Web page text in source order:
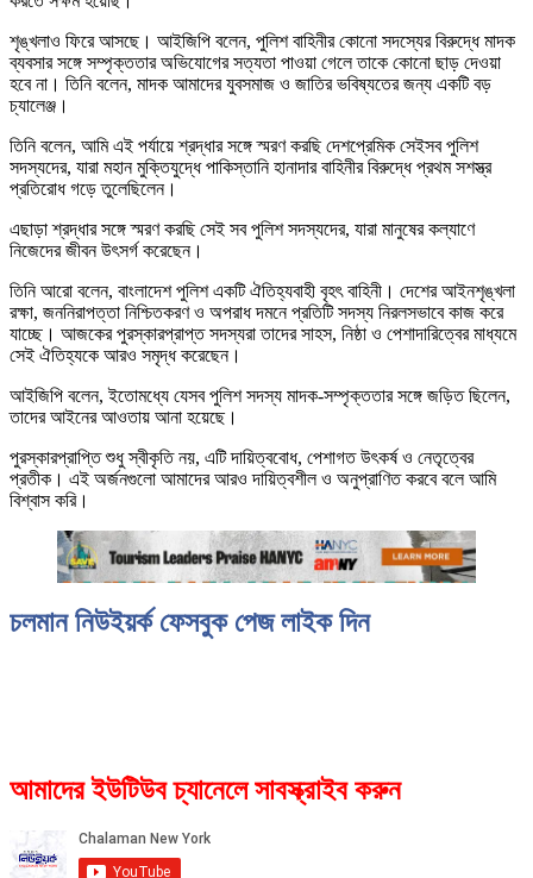
শৃঙ্খলাও ফিরে আসছে। আইজিপি বলেন, পুলিশ বাহিনীর কোনো সদস্যের বিরুদ্ধে মাদক
ব্যবসার সঙ্গে সম্পৃক্ততার অভিযোগের সত্যতা পাওয়া গেলে তাকে কোনো ছাড় দেওয়া
হবে না। তিনি বলেন, মাদক আমাদের যুবসমাজ ও জাতির ভবিষ্যতের জন্য একটি বড়
চ্যালেঞ্জ।
তিনি বলেন, আমি এই পর্যায়ে শ্রদ্ধার সঙ্গে স্মরণ করছি দেশপ্রেমিক সেইসব পুলিশ
সদস্যদের, যারা মহান মুক্তিযুদ্ধে পাকিস্তানি হানাদার বাহিনীর বিরুদ্ধে প্রথম সশস্ত্র
প্রতিরোধ গড়ে তুলেছিলেন।
এছাড়া শ্রদ্ধার সঙ্গে স্মরণ করছি সেই সব পুলিশ সদস্যদের, যারা মানুষের কল্যাণে
নিজেদের জীবন উৎসর্গ করেছেন।
তিনি আরো বলেন, বাংলাদেশ পুলিশ একটি ঐতিহ্যবাহী বৃহৎ বাহিনী। দেশের আইনশৃঙ্খলা
রক্ষা, জননিরাপত্তা নিশ্চিতকরণ ও অপরাধ দমনে প্রতিটি সদস্য নিরলসভাবে কাজ করে
যাচ্ছে। আজকের পুরস্কারপ্রাপ্ত সদস্যরা তাদের সাহস, নিষ্ঠা ও পেশাদারিত্বের মাধ্যমে
সেই ঐতিহ্যকে আরও সমৃদ্ধ করেছেন।
আইজিপি বলেন, ইতোমধ্যে যেসব পুলিশ সদস্য মাদক-সম্পৃক্ততার সঙ্গে জড়িত ছিলেন,
তাদের আইনের আওতায় আনা হয়েছে।
পুরস্কারপ্রাপ্তি শুধু স্বীকৃতি নয়, এটি দায়িত্ববোধ, পেশাগত উৎকর্ষ ও নেতৃত্বের
প্রতীক। এই অর্জনগুলো আমাদের আরও দায়িত্বশীল ও অনুপ্রাণিত করবে বলে আমি
বিশ্বাস করি।
চলমান নিউইয়র্ক ফেসবুক পেজ লাইক দিন
আমাদের ইউটিউব চ্যানেলে সাবস্ক্রাইব করুন